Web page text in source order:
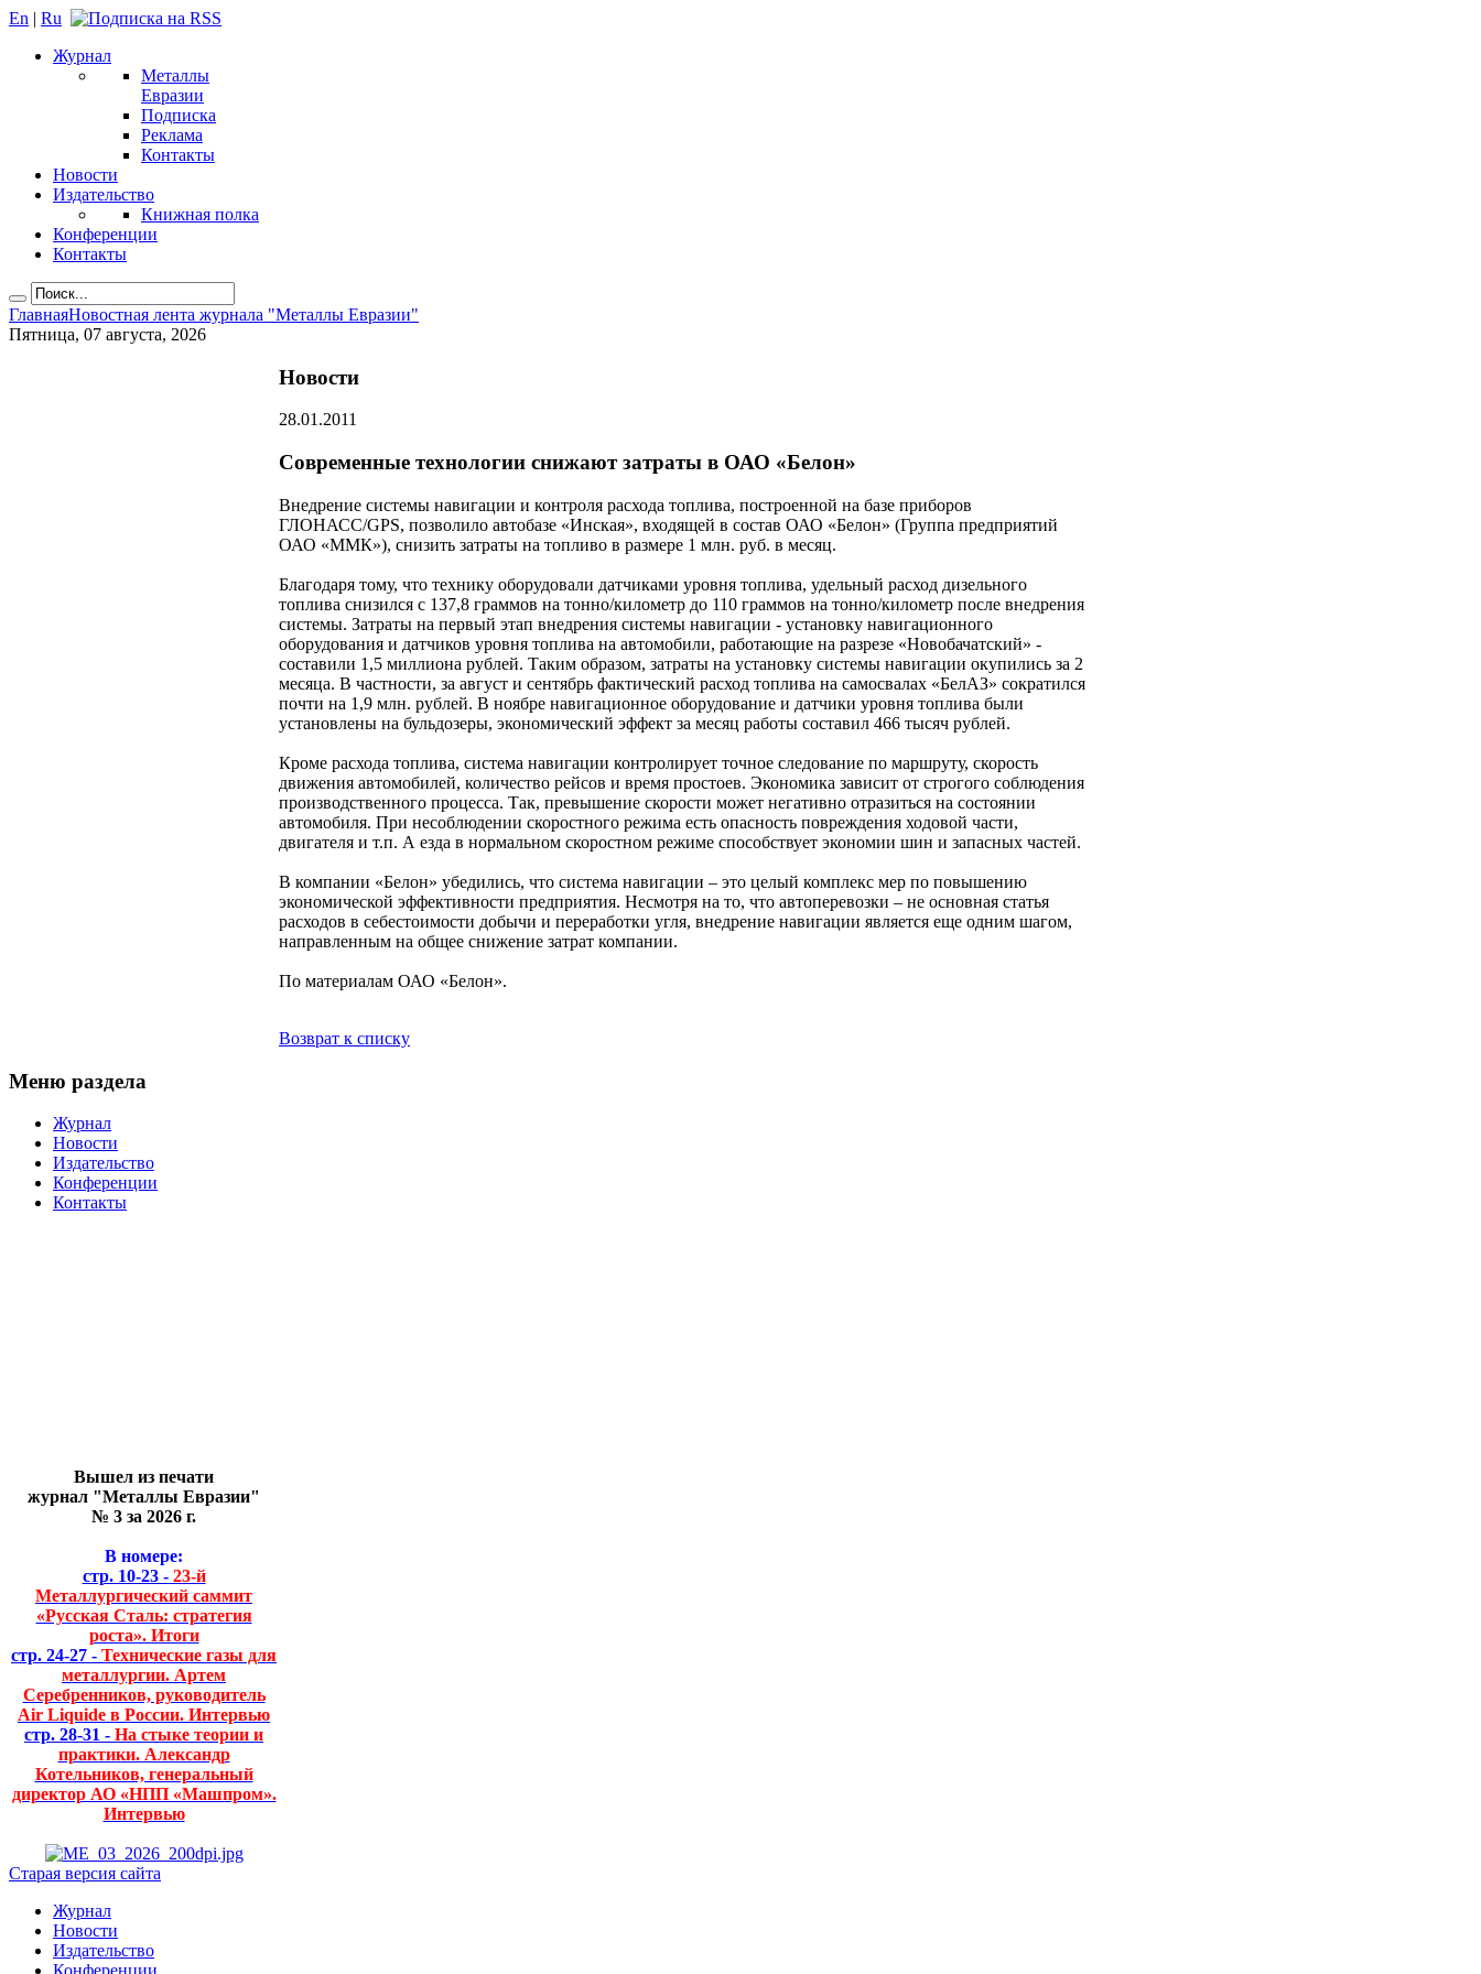
En | Ru
Журнал
Металлы
Евразии
Подписка
Реклама
Контакты
Новости
Издательство
Книжная полка
Конференции
Контакты
ГлавнаяНовостная лента журнала "Металлы Евразии"
Пятница, 07 августа, 2026
Новости
28.01.2011
Современные технологии снижают затраты в ОАО «Белон»
Внедрение системы навигации и контроля расхода топлива, построенной на базе приборов
ГЛОНАСС/GPS, позволило автобазе «Инская», входящей в состав ОАО «Белон» (Группа предприятий
ОАО «ММК»), снизить затраты на топливо в размере 1 млн. руб. в месяц.
Благодаря тому, что технику оборудовали датчиками уровня топлива, удельный расход дизельного
топлива снизился с 137,8 граммов на тонно/километр до 110 граммов на тонно/километр после внедрения
системы. Затраты на первый этап внедрения системы навигации - установку навигационного
оборудования и датчиков уровня топлива на автомобили, работающие на разрезе «Новобачатский» -
составили 1,5 миллиона рублей. Таким образом, затраты на установку системы навигации окупились за 2
месяца. В частности, за август и сентябрь фактический расход топлива на самосвалах «БелАЗ» сократился
почти на 1,9 млн. рублей. В ноябре навигационное оборудование и датчики уровня топлива были
установлены на бульдозеры, экономический эффект за месяц работы составил 466 тысяч рублей.
Кроме расхода топлива, система навигации контролирует точное следование по маршруту, скорость
движения автомобилей, количество рейсов и время простоев. Экономика зависит от строгого соблюдения
производственного процесса. Так, превышение скорости может негативно отразиться на состоянии
автомобиля. При несоблюдении скоростного режима есть опасность повреждения ходовой части,
двигателя и т.п. А езда в нормальном скоростном режиме способствует экономии шин и запасных частей.
В компании «Белон» убедились, что система навигации – это целый комплекс мер по повышению
экономической эффективности предприятия. Несмотря на то, что автоперевозки – не основная статья
расходов в себестоимости добычи и переработки угля, внедрение навигации является еще одним шагом,
направленным на общее снижение затрат компании.
По материалам ОАО «Белон».
Возврат к списку
Меню раздела
Журнал
Новости
Издательство
Конференции
Контакты
Вышел из печати
журнал "Металлы Евразии"
№ 3 за 2026 г.
В номере:
стр. 10-23 -23-й
Металлургический саммит
«Русская Сталь: стратегия
роста». Итоги
стр. 24-27 - Технические газы для
металлургии. Артем
Серебренников, руководитель
Air Liquide в России. Интервью
стр. 28-31 - На стыке теории и
практики. Александр
Котельников, генеральный
директор АО «НПП «Машпром».
Интервью
Старая версия сайта
Журнал
Новости
Издательство